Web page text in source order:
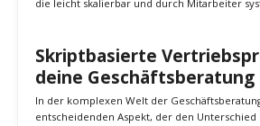
Die "Direct Engagement Strategie" hat sich
Aber das ist nur der Anfang. Es gibt viele
Workshops, Webinare oder
Branchenverbänden, um Neukunden zu